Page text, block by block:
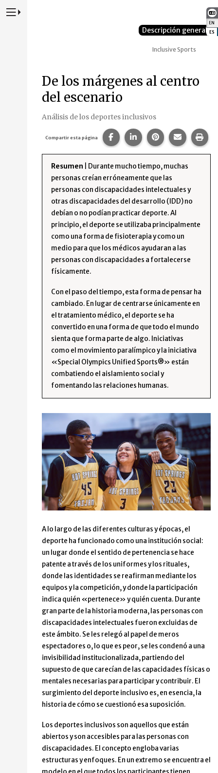
EN
ES
Presione para alternar la navegación principal del sitio web
Descripción general
Inclusive Sports
De los márgenes al centro
del escenario
Análisis de los deportes inclusivos
Compartir esta página Compartir esta página en
Compartir esta
Compartir esta
Resumen | Durante mucho tiempo, muchas
personas creían erróneamente que las
personas con discapacidades intelectuales y
otras discapacidades del desarrollo (IDD) no
debían o no podían practicar deporte. Al
principio, el deporte se utilizaba principalmente
como una forma de fisioterapia y como un
medio para que los médicos ayudaran a las
personas con discapacidades a fortalecerse
físicamente.
Con el paso del tiempo, esta forma de pensar ha
cambiado. En lugar de centrarse únicamente en
el tratamiento médico, el deporte se ha
convertido en una forma de que todo el mundo
sienta que forma parte de algo. Iniciativas
como el movimiento paralímpico y la iniciativa
«Special Olympics Unified Sports®» están
combatiendo el aislamiento social y
fomentando las relaciones humanas.
A lo largo de las diferentes culturas y épocas, el
deporte ha funcionado como una institución social:
un lugar donde el sentido de pertenencia se hace
patente a través de los uniformes y los rituales,
donde las identidades se reafirman mediante los
equipos y la competición, y donde la participación
indica quién «pertenece» y quién cuenta. Durante
gran parte de la historia moderna, las personas con
discapacidades intelectuales fueron excluidas de
este ámbito. Se les relegó al papel de meros
espectadores o, lo que es peor, se les condenó a una
invisibilidad institucionalizada, partiendo del
supuesto de que carecían de las capacidades físicas o
mentales necesarias para participar y contribuir. El
surgimiento del deporte inclusivo es, en esencia, la
historia de cómo se cuestionó esa suposición.
Los deportes inclusivos son aquellos que están
abiertos y son accesibles para las personas con
discapacidades. El concepto engloba varias
estructuras y enfoques. En un extremo se encuentra el